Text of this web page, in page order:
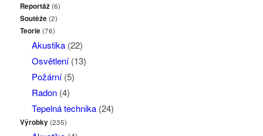
Reportáž(6)
Soutěže (2)
Teorie (76)
Akustika(22)
Osvětlení(13)
Požární(5)
Radon(4)
Tepelná technika(24)
Výrobky(235)